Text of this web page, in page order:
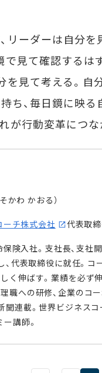
リーダーは自分
見て確認するは
を見て考える。自
持ち、毎日鏡に映
が行動変革につな
かわ かおる）
ーチ株式会社 代表取
険入社。支社長、支社
代表取締役に就任。
く伸ばす。業績を必ず
職への研修、企業のコ
聞連載。世界ビジネス
講師。